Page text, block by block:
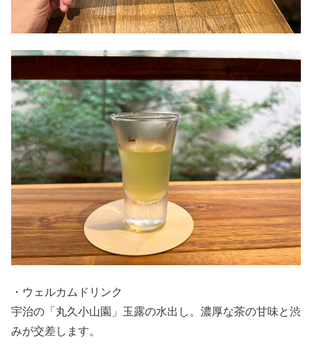
・ウェルカムドリンク
宇治の「丸久小山園」玉露の水出し。濃厚な茶の甘味と渋
みが交差します。